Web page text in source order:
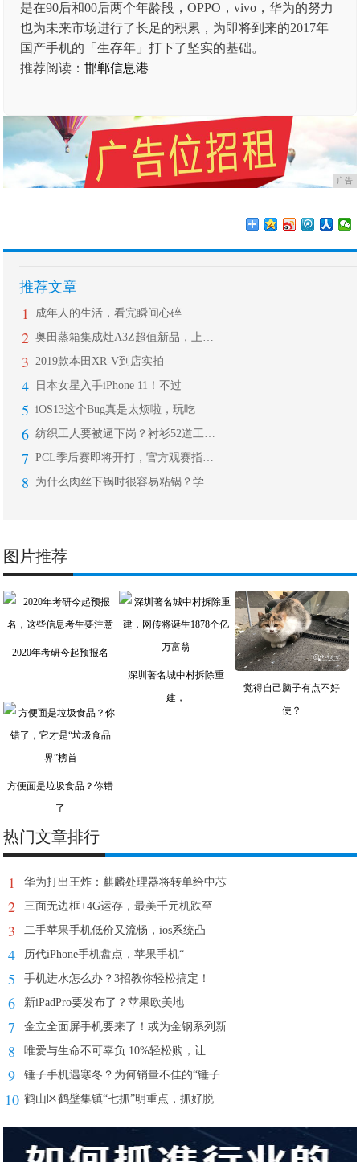
是在90后和00后两个年龄段，OPPO，vivo，华为的努力
也为未来市场进行了长足的积累，为即将到来的2017年
国产手机的「生存年」打下了坚实的基础。
推荐阅读：邯郸信息港
广告
推荐文章
1 成年人的生活，看完瞬间心碎
2 奥田蒸箱集成灶A3Z超值新品，上市首
3 2019款本田XR-V到店实拍
4 日本女星入手iPhone 11！不过
5 iOS13这个Bug真是太烦啦，玩吃
6 纺织工人要被逼下岗？衬衫52道工序6
7 PCL季后赛即将开打，官方观赛指南出
8 为什么肉丝下锅时很容易粘锅？学会这些
图片推荐
2020年考研今起预报名
深圳著名城中村拆除重
建，
觉得自己脑子有点不好
使？
方便面是垃圾食品？你错
了
热门文章排行
1 华为打出王炸：麒麟处理器将转单给中芯
2 三面无边框+4G运存，最美千元机跌至
3 二手苹果手机低价又流畅，ios系统凸
4 历代iPhone手机盘点，苹果手机“
5 手机进水怎么办？3招教你轻松搞定！
6 新iPadPro要发布了？苹果欧美地
7 金立全面屏手机要来了！或为金钢系列新
8 唯爱与生命不可辜负 10%轻松购，让
9 锤子手机遇寒冬？为何销量不佳的“锤子
10 鹤山区鹤壁集镇“七抓”明重点，抓好脱